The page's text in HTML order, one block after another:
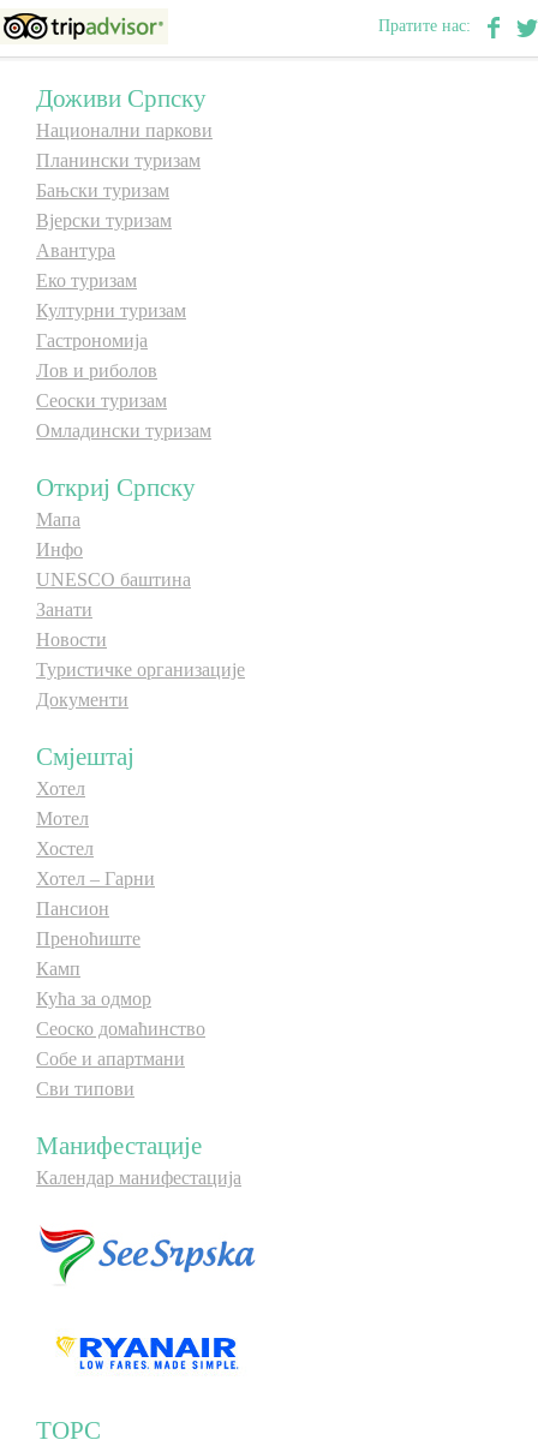
Пратите нас:
Доживи Српску
Национални паркови
Планински туризам
Бањски туризам
Вјерски туризам
Авантура
Еко туризам
Културни туризам
Гастрономија
Лов и риболов
Сеоски туризам
Омладински туризам
Откриј Српску
Мапа
Инфо
UNESCO баштина
Занати
Новости
Туристичке организације
Документи
Смјештај
Хотел
Мотел
Хостел
Хотел – Гарни
Пансион
Преноћиште
Камп
Кућа за одмор
Сеоско домаћинство
Собе и апартмани
Сви типови
Манифестације
Календар манифестација
ТОРС